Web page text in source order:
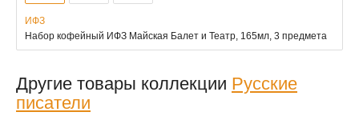
ИФЗ
Набор кофейный ИФЗ Майская Балет и Театр, 165мл, 3 предмета
Другие товары коллекции Русские
писатели